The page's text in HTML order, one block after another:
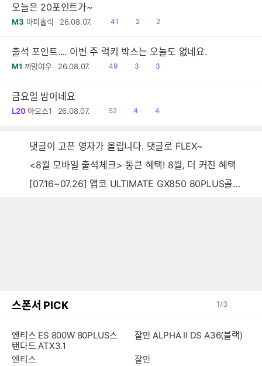
오늘은 20포인트가~
M3 아피홀릭 26.08.07.
읽
41
공
2
댓
2
출석 포인트.... 이번 주 럭키 박스는 오늘도 없네요.
M1 까망여우 26.08.07.
읽
49
공
3
댓
3
금요일 밤이네요
L20 아모스1 26.08.07.
읽
52
공
4
댓
4
댓글이 고픈 영자가 올립니다. 댓글로 FLEX~
<8월 모바일 출석체크> 통큰 혜택! 8월, 더 커진 혜택
[07.16~07.26] 앱코 ULTIMATE GX850 80PLUS골드 풀모듈러 ATX3.0 블랙
스폰서 PICK 1/3
엔티스 ES 800W 80PLUS스
탠다드 ATX3.1
엔티스
잘만 ALPHA II DS A36(블랙)
잘만